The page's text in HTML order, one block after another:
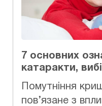
7 основних
катаракти,
Помутніння
пов’язане з